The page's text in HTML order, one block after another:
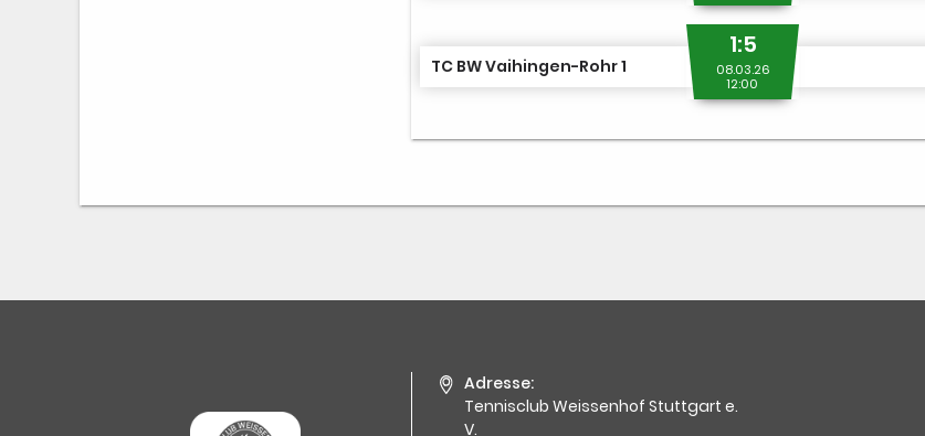
TC BW Vaihingen-Rohr 1
1:5
08.03.26
12:00
Adresse:
Tennisclub Weissenhof Stuttgart e.
V.